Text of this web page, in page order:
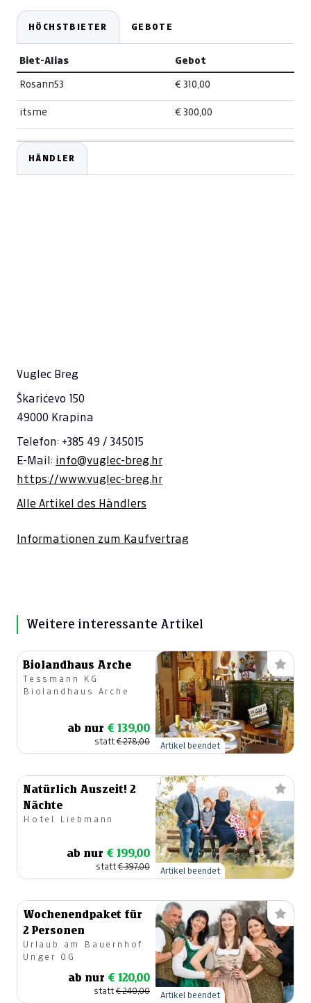
HÖCHSTBIETER GEBOTE
Biet-Alias Gebot
Rosann53 € 310,00
itsme € 300,00
HÄNDLER
Vuglec Breg
Škarićevo 150
49000 Krapina
Telefon: +385 49 / 345015
E-Mail: info@vuglec-breg.hr
https://www.vuglec-breg.hr
Alle Artikel des Händlers
Informationen zum Kaufvertrag
Weitere interessante Artikel
Biolandhaus Arche
Tessmann KG
Biolandhaus Arche
ab nur € 139,00
statt€ 278,00 Artikel beendet
Natürlich Auszeit! 2
Nächte
Hotel Liebmann
ab nur € 199,00
statt€ 397,00 Artikel beendet
Wochenendpaket für
2 Personen
Urlaub am Bauernhof
Unger OG
ab nur € 120,00
statt€ 240,00 Artikel beendet